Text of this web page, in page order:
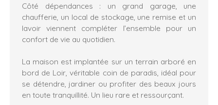
Côté dépendances : un grand garage, une
chaufferie, un local de stockage, une remise et un
lavoir viennent compléter l’ensemble pour un
confort de vie au quotidien.
La maison est implantée sur un terrain arboré en
bord de Loir, véritable coin de paradis, idéal pour
se détendre, jardiner ou profiter des beaux jours
en toute tranquillité. Un lieu rare et ressourçant.